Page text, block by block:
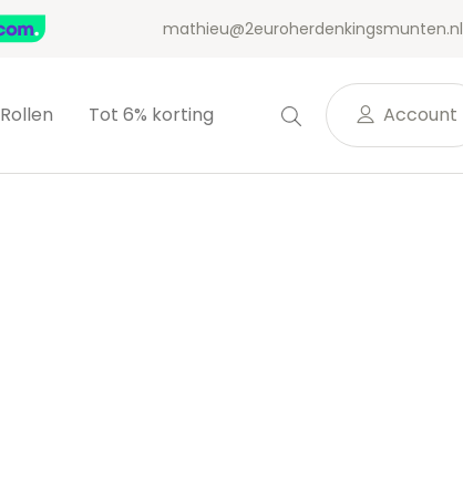
mathieu@2euroherdenkingsmunten.nl
Rollen Tot 6% korting Account